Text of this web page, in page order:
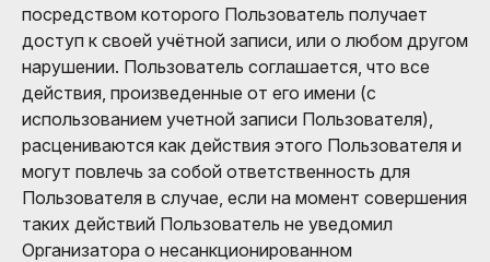
посредством которого Пользователь получает
доступ к своей учётной записи, или о любом другом
нарушении. Пользователь соглашается, что все
действия, произведенные от его имени (с
использованием учетной записи Пользователя),
расцениваются как действия этого Пользователя и
могут повлечь за собой ответственность для
Пользователя в случае, если на момент совершения
таких действий Пользователь не уведомил
Организатора о несанкционированном